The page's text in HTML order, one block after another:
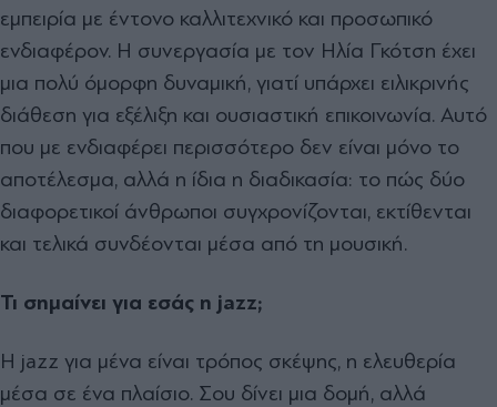
εµπειρία µε έντονο καλλιτεχνικό και προσωπικό
ενδιαφέρον. Η συνεργασία µε τον Ηλία Γκότση έχει
µια πολύ όµορφη δυναµική, γιατί υπάρχει ειλικρινής
διάθεση για εξέλιξη και ουσιαστική επικοινωνία. Αυτό
που µε ενδιαφέρει περισσότερο δεν είναι µόνο το
αποτέλεσµα, αλλά η ίδια η διαδικασία: το πώς δύο
διαφορετικοί άνθρωποι συγχρονίζονται, εκτίθενται
και τελικά συνδέονται µέσα από τη µουσική.
Τι σηµαίνει για εσάς η jazz;
Η jazz για µένα είναι τρόπος σκέψης, η ελευθερία
µέσα σε ένα πλαίσιο. Σου δίνει µια δοµή, αλλά